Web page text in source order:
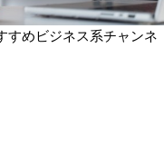
すめビジネス系チャンネ